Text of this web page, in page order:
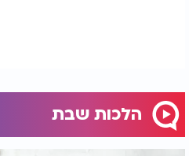
הלכות שבת